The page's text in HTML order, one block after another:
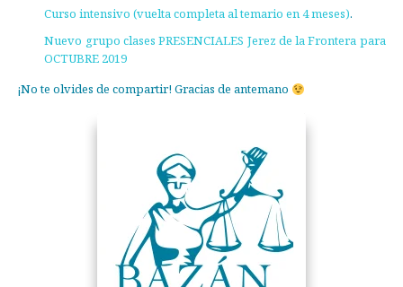
Curso intensivo (vuelta completa al temario en 4 meses).
Nuevo grupo clases PRESENCIALES Jerez de la Frontera para
OCTUBRE 2019
¡No te olvides de compartir! Gracias de antemano